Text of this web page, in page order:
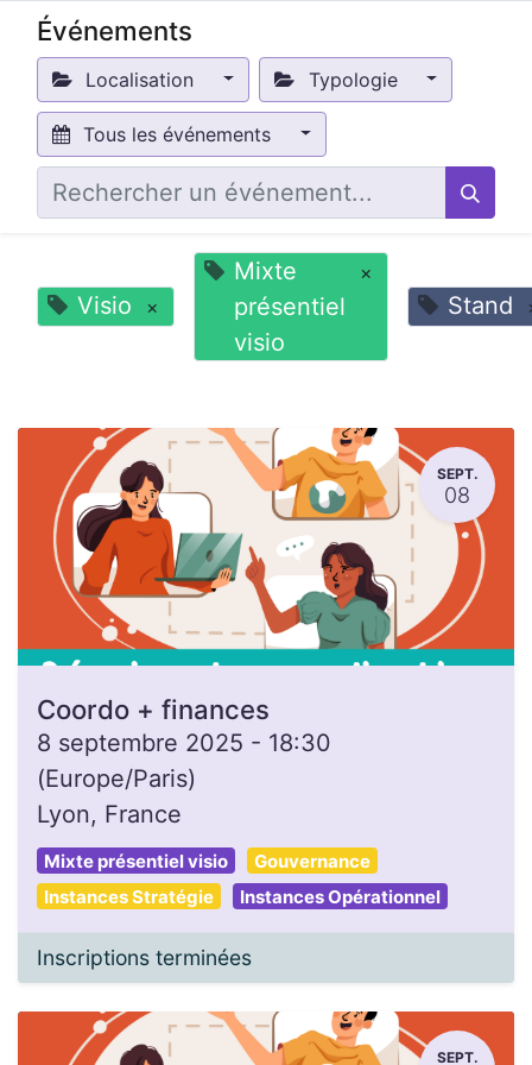
Événements
Localisation Typologie
Tous les événements
Visio ×
Mixte
présentiel
visio
×
Stand
SEPT.
08
Coordo + finances
8 septembre 2025 - 18:30
(Europe/Paris)
Lyon, France
Mixte présentiel visio
Gouvernance
Instances Stratégie
Instances Opérationnel
Inscriptions terminées
SEPT.